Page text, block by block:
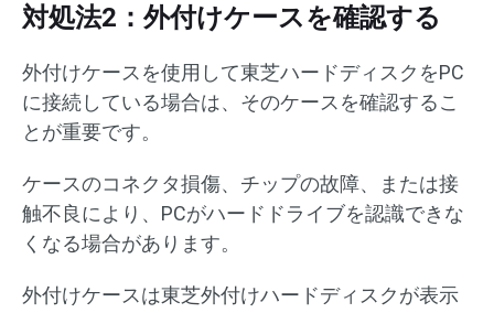
対処法2：外付けケースを確認する
外付けケースを使用して東芝ハードディスクをPC
に接続している場合は、そのケースを確認するこ
とが重要です。
ケースのコネクタ損傷、チップの故障、または接
触不良により、PCがハードドライブを認識できな
くなる場合があります。
外付けケースは東芝外付けハードディスクが表示